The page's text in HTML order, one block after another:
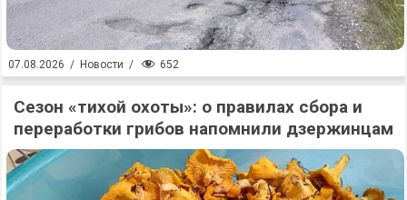
07.08.2026 / Новости / 652
Сезон «тихой охоты»: о правилах сбора и
переработки грибов напомнили дзержинцам